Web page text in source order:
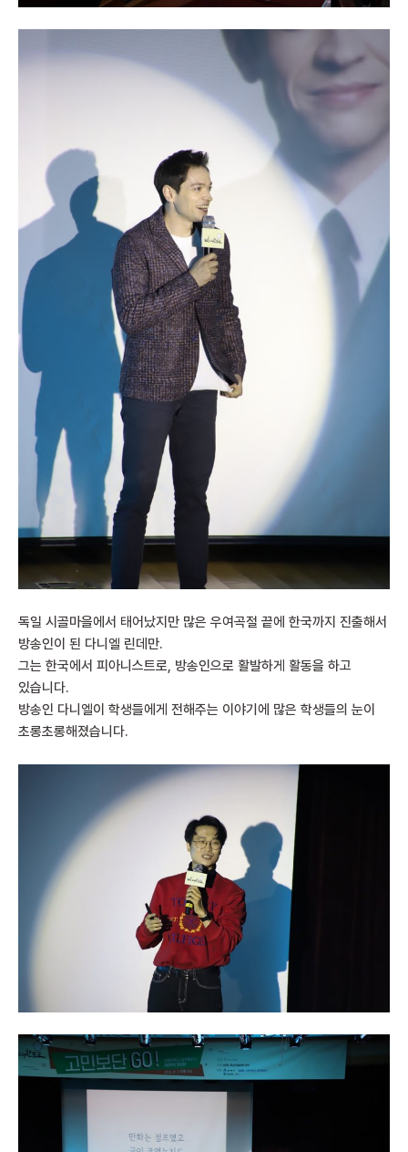
독일 시골마을에서 태어났지만 많은 우여곡절 끝에 한국까지 진출해서
방송인이 된 다니엘 린데만.
그는 한국에서 피아니스트로, 방송인으로 활발하게 활동을 하고
있습니다.
방송인 다니엘이 학생들에게 전해주는 이야기에 많은 학생들의 눈이
초롱초롱해졌습니다.